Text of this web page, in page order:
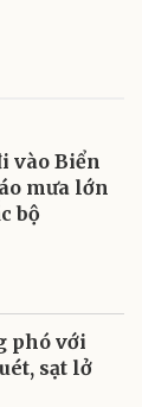
vào Biển
mưa lớn
bộ
phó với
sạt lở